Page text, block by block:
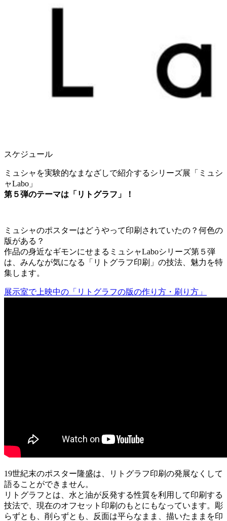
スケジュール
ミュシャを実験的なまなざしで紹介するシリーズ展「ミュシ
ャLabo」
第５弾のテーマは「リトグラフ」！
ミュシャのポスターはどうやって印刷されていたの？ 何色の
版がある？
作品の身近なギモンにせまるミュシャLaboシリーズ第５弾
は、みんなが気になる「リトグラフ印刷」の技法、魅力を特
集します。
展示室で上映中の「リトグラフの版の作り方・刷り方」
19世紀末のポスター隆盛は、リトグラフ印刷の発展なくして
語ることができません。
リトグラフとは、水と油が反発する性質を利用して印刷する
技法で、現在のオフセット印刷のもとにもなっています。彫
らずとも、削らずとも、反面は平らなまま、描いたままを印